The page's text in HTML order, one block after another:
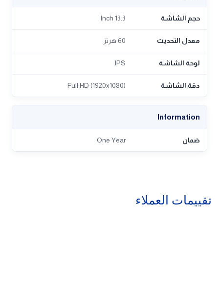
حجم الشاشة 13.3 Inch
معدل التحديث 60 هرتز
لوحة الشاشة IPS
دقة الشاشة Full HD (1920x1080)
Information
ضمان One Year
تقييمات العملاء